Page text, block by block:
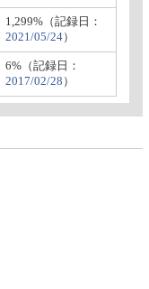
1,299%（記録日：
2021/05/24）
6%（記録日：
2017/02/28 ）